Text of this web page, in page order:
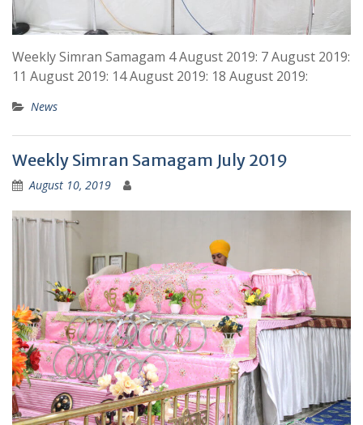
Weekly Simran Samagam 4 August 2019: 7 August 2019:
11 August 2019: 14 August 2019: 18 August 2019:
News
Weekly Simran Samagam July 2019
August 10, 2019